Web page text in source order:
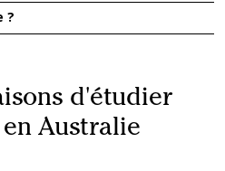
?
d'étudier
Australie